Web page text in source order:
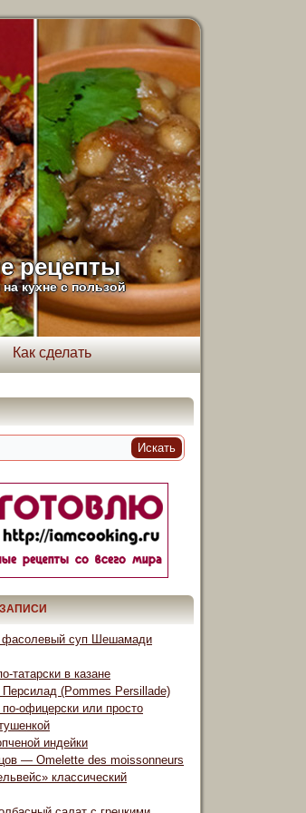
рецепты
кухне с пользой
Как сделать
фасолевый суп Шешамади
татарски в казане
(Pommes Persillade)
офицерски или просто
индейки
— Omelette des moissonneurs
классический